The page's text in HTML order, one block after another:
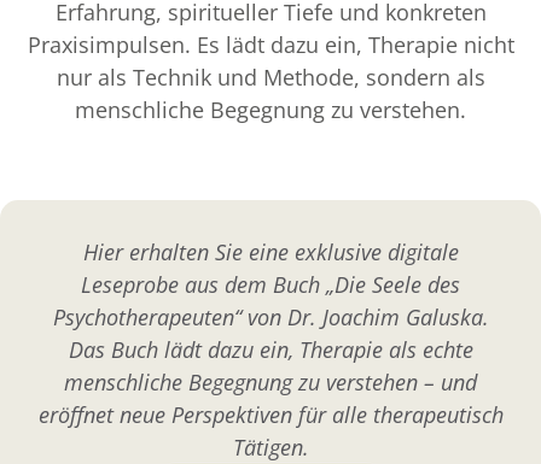
Erfahrung, spiritueller Tiefe und konkreten
Praxisimpulsen. Es lädt dazu ein, Therapie nicht
nur als Technik und Methode, sondern als
menschliche Begegnung zu verstehen.
Hier erhalten Sie eine exklusive digitale
Leseprobe aus dem Buch „Die Seele des
Psychotherapeuten“ von Dr. Joachim Galuska.
Das Buch lädt dazu ein, Therapie als echte
menschliche Begegnung zu verstehen – und
eröffnet neue Perspektiven für alle therapeutisch
Tätigen.